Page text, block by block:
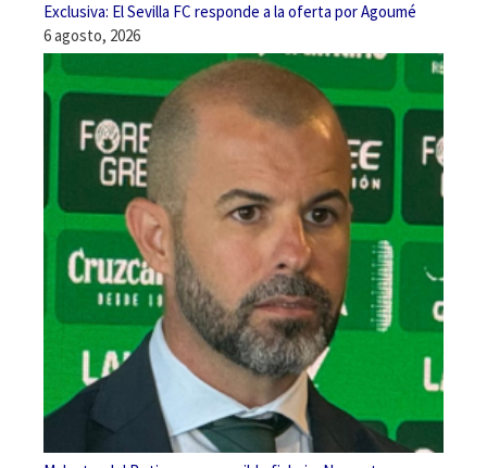
Exclusiva: El Sevilla FC responde a la oferta por Agoumé
6 agosto, 2026